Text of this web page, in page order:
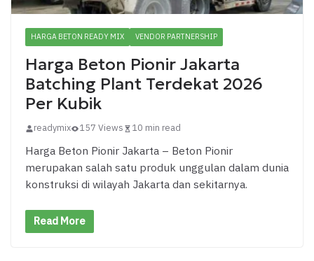
HARGA BETON READY MIX VENDOR PARTNERSHIP
Harga Beton Pionir Jakarta
Batching Plant Terdekat 2026
Per Kubik
readymix 157 Views 10 min read
Harga Beton Pionir Jakarta – Beton Pionir
merupakan salah satu produk unggulan dalam dunia
konstruksi di wilayah Jakarta dan sekitarnya.
Read More